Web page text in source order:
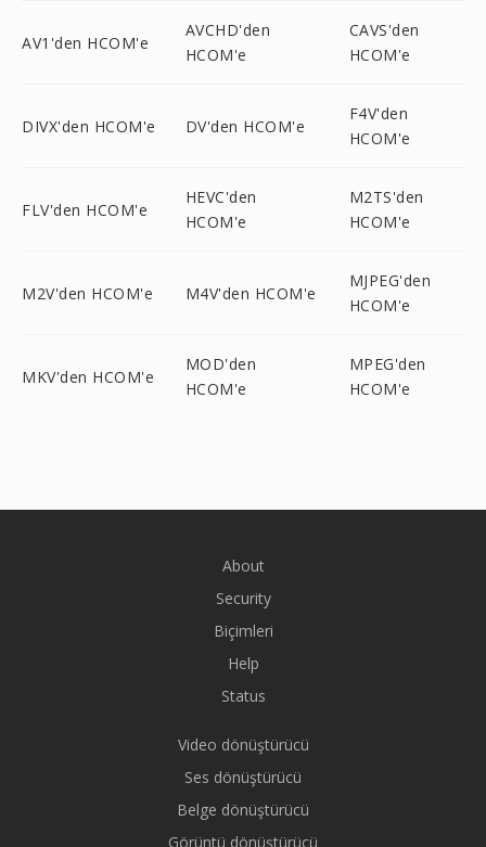
AV1'den HCOM'e
AVCHD'den
HCOM'e
CAVS'den
HCOM'e
DIVX'den HCOM'e DV'den HCOM'e
F4V'den
HCOM'e
FLV'den HCOM'e
HEVC'den
HCOM'e
M2TS'den
HCOM'e
M2V'den HCOM'e M4V'den HCOM'e
MJPEG'den
HCOM'e
MKV'den HCOM'e
MOD'den
HCOM'e
MPEG'den
HCOM'e
About
Security
Biçimleri
Help
Status
Video dönüştürücü
Ses dönüştürücü
Belge dönüştürücü
Görüntü dönüştürücü